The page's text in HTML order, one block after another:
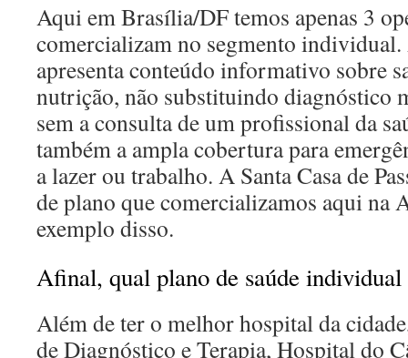
Aqui em Brasília/DF temos apenas 3
comercializam no segmento individual.
apresenta conteúdo informativo sobre
nutrição, não substituindo diagnóstico
sem a consulta de um profissional da
também a ampla cobertura para
a lazer ou trabalho. A Santa Casa de
de plano que comercializamos aqui na
exemplo disso.
Afinal, qual plano de saúde individual
Além de ter o melhor hospital da
de Diagnóstico e Terapia, Hospital do